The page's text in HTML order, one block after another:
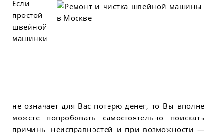
Если
простой
швейной
машинки
не означает для Вас потерю денег, то Вы вполне
можете попробовать самостоятельно поискать
причины неисправностей и при возможности —